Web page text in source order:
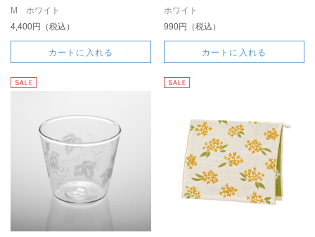
M ホワイト
4,400円（税込）
カートに入れる
ホワイト
990円（税込）
カートに入れる